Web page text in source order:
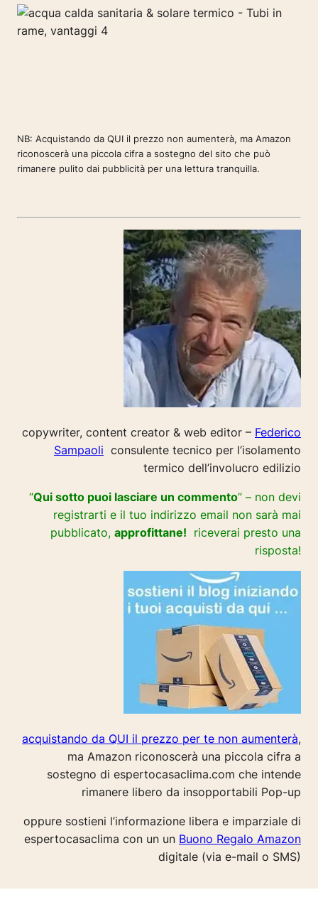
NB: Acquistando da QUI il prezzo non aumenterà, ma Amazon
riconoscerà una piccola cifra a sostegno del sito che può
rimanere pulito dai pubblicità per una lettura tranquilla.
copywriter, content creator & web editor – Federico
Sampaoli consulente tecnico per l’isolamento
termico dell’involucro edilizio
“Qui sotto puoi lasciare un commento” – non devi
registrarti e il tuo indirizzo email non sarà mai
pubblicato, approfittane! riceverai presto una
risposta!
acquistando da QUI il prezzo per te non aumenterà,
ma Amazon riconoscerà una piccola cifra a
sostegno di espertocasaclima.com che intende
rimanere libero da insopportabili Pop-up
oppure sostieni l’informazione libera e imparziale di
espertocasaclima con un un Buono Regalo Amazon
digitale (via e-mail o SMS)